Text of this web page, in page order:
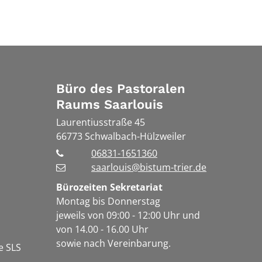
Büro des Pastoralen
Raums Saarlouis
Laurentiusstraße 45
66773 Schwalbach-Hülzweiler
06831-1651360
saarlouis@bistum-trier.de
Bürozeiten Sekretariat
Montag bis Donnerstag
jeweils von 09:00 - 12:00 Uhr und
von 14.00 - 16.00 Uhr
sowie nach Vereinbarung.